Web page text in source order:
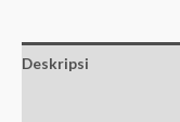
Deskripsi